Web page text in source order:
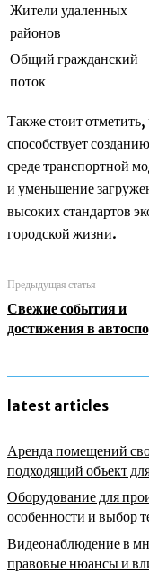
Жители удаленных
районов
Общий гражданский
поток
Также стоит
способствует
среде транспортной
и уменьшение
высоких стандартов
городской жизни.
Предыдущая статья
Свежие события и
достижения в
latest articles
Аренда помещений
подходящий объект
Оборудование для
особенности и выбор
Видеонаблюдение в
правовые нюансы и